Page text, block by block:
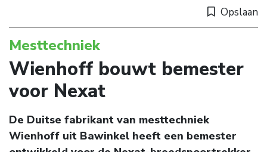
Opslaan
Mesttechniek
Wienhoff bouwt bemester
voor Nexat
De Duitse fabrikant van mesttechniek
Wienhoff uit Bawinkel heeft een bemester